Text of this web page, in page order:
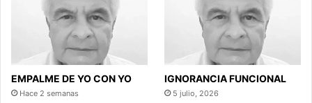
EMPALME DE YO CON YO
Hace 2 semanas
IGNORANCIA FUNCIONAL
5 julio, 2026